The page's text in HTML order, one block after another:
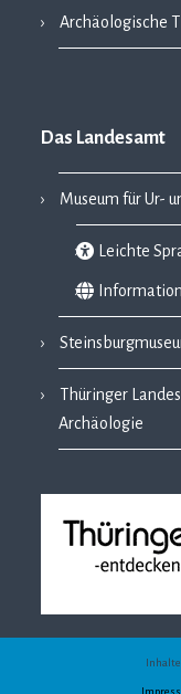
Archäologische
Das Landesamt
Museum für Ur-
Leichte
Thüringer
Archäologie